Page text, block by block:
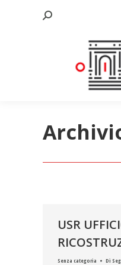
Cerca:
USR
Senza categoria Di